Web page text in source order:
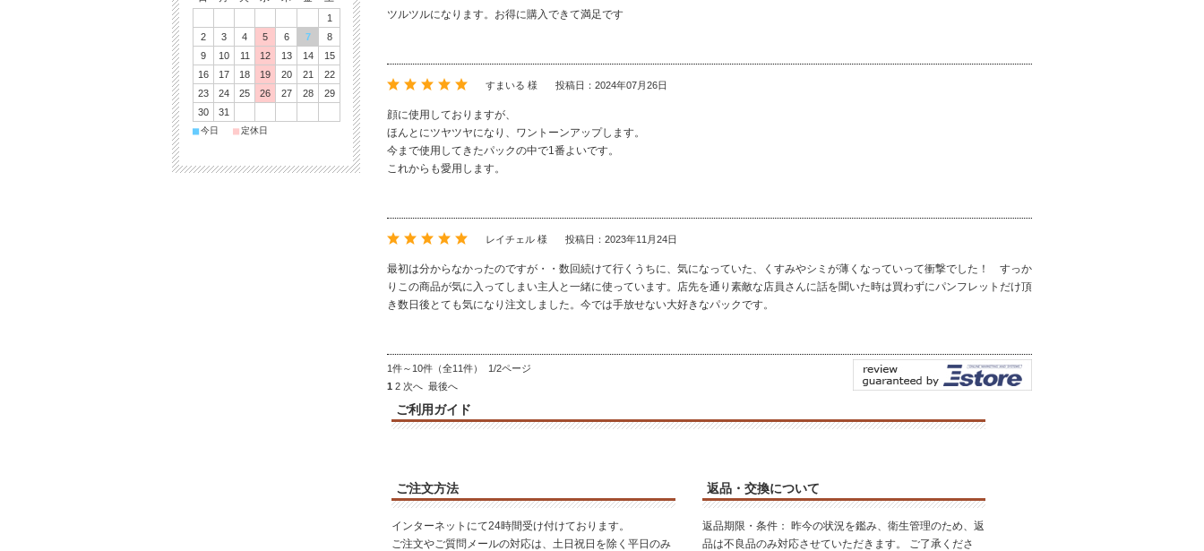
ツルツルになります。お得に購入できて満足です
すまいる 様 投稿日：2024年07月26日
顔に使用しておりますが、
ほんとにツヤツヤになり、ワントーンアップします。
今まで使用してきたパックの中で1番よいです。
これからも愛用します。
レイチェル 様 投稿日：2023年11月24日
最初は分からなかったのですが・・数回続けて行くうちに、気になっていた、くすみやシミが薄くなっていって衝撃でした！ すっか
りこの商品が気に入ってしまい主人と一緒に使っています。店先を通り素敵な店員さんに話を聞いた時は買わずにパンフレットだけ頂
き数日後とても気になり注文しました。今では手放せない大好きなパックです。
1件～10件（全11件） 1/2ページ
1 2 次へ 最後へ
ご利用ガイド
ご注文方法
インターネットにて24時間受け付けております。
ご注文やご質問メールの対応は、土日祝日を除く平日のみ
返品・交換について
返品期限・条件： 昨今の状況を鑑み、衛生管理のため、返
品は不良品のみ対応させていただきます。 ご了承くださ
1
2
3 4 5 6 7
8
9
10 11 12 13 14
15
16
17 18 19 20 21
22
23
24 25 26 27 28
29
30
31
■今日 ■定休日